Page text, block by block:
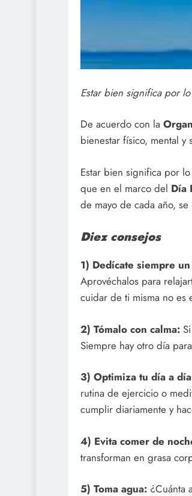
Estar bien significa por
De acuerdo con la
bienestar físico, mental y
Estar bien significa por
que en el marco del Día
de mayo de cada año,
Diez consejos
1) Dedícate siempre
Aprovéchalos para
cuidar de ti misma no es
2) Tómalo con calma:
Siempre hay otro día
3) Optimiza tu día a
rutina de ejercicio o
cumplir diariamente y
4) Evita comer de
transforman en grasa
5) Toma agua: ¿Cuánta